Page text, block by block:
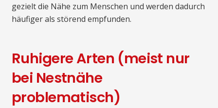
gezielt die Nähe zum Menschen und werden dadurch
häufiger als störend empfunden.
Ruhigere Arten (meist nur
bei Nestnähe
problematisch)